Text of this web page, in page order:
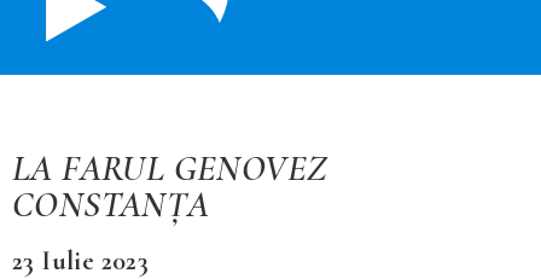
LA FARUL GENOVEZ
CONSTANȚA
23 Iulie 2023